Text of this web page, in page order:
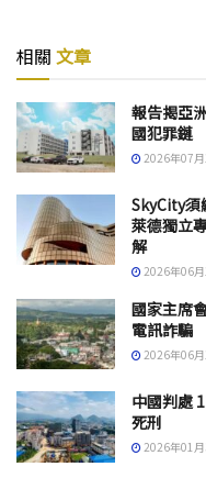
相關 文章
報告揭亞
國犯罪鏈
2026年07
SkyCity須
萊德獨立
解
2026年06
國家主席
電訊詐騙
2026年06
中國判處
死刑
2026年01